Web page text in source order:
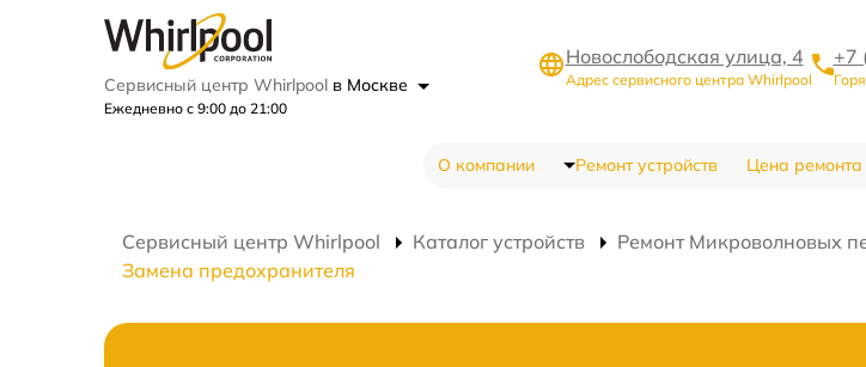
Сервисный центр Whirlpool в Москве
Ежедневно с 9:00 до 21:00
Новослободская улица, 4
Адрес сервисного центра Whirlpool
+7
О компании Ремонт устройств Цена ремонта
Сервисный центр Whirlpool Каталог устройств Ремонт Микроволновых
Замена предохранителя